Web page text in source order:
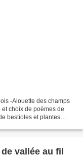
-Alouette des champs
bestioles et plantes
vallée au fil